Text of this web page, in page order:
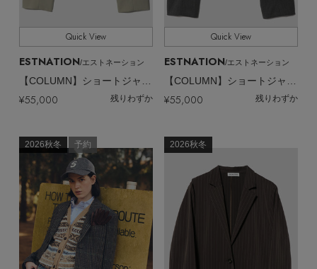
Quick View
ESTNATION/エストネーション
¥55,000 残りわずか
Quick View
ESTNATION/エストネーション
¥55,000 残りわずか
2026秋冬
2026秋冬 予約